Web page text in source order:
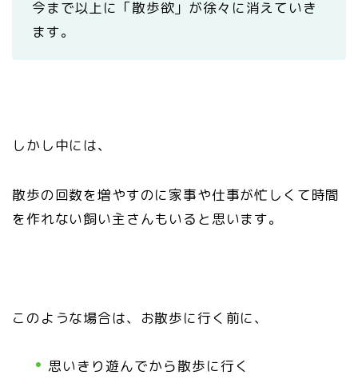
今まで以上に「散歩欲」が徐々に消えていき
ます。
しかし中には、
散歩の回数を増やすのに家事や仕事が忙しくて時間
を作れない飼い主さんもいると思います。
このような場合は、お散歩に行く前に、
思いきり遊んでから散歩に行く